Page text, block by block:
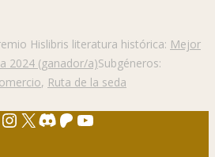
Hislibris literatura histórica: Mejor
2024 (ganador/a)Subgéneros:
, Ruta de la seda
Instagram
X Discord
Patreon
YouTube